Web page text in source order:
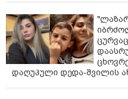
დაღუპული დედა-შვილის